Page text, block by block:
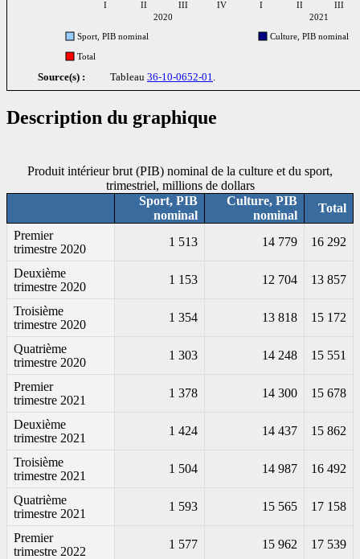
I
II
2020
III IV I
II
2021
III
Sport, PIB nominal Culture, PIB nominal
Total
Source(s) : Tableau 36-10-0652-01.
Description du graphique
Produit intérieur brut (PIB) nominal de la culture et du sport,
trimestriel, millions de dollars
Sport, PIB
nominal
Culture, PIB
nominal
Total
Premier
trimestre 2020
1 513 14 779 16 292
Deuxième
trimestre 2020
1 153 12 704 13 857
Troisième
trimestre 2020
1 354 13 818 15 172
Quatrième
trimestre 2020
1 303 14 248 15 551
Premier
trimestre 2021
1 378 14 300 15 678
Deuxième
trimestre 2021
1 424 14 437 15 862
Troisième
trimestre 2021
1 504 14 987 16 492
Quatrième
trimestre 2021
1 593 15 565 17 158
Premier
trimestre 2022
1 577 15 962 17 539